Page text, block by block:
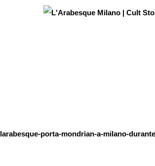
porta-mondrian-a-milano-